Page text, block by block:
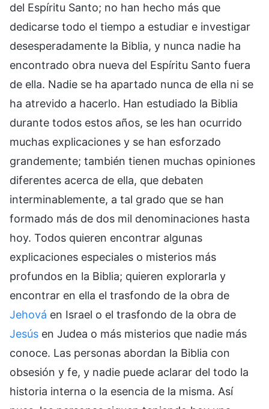
del Espíritu Santo; no han hecho más que
dedicarse todo el tiempo a estudiar e investigar
desesperadamente la Biblia, y nunca nadie ha
encontrado obra nueva del Espíritu Santo fuera
de ella. Nadie se ha apartado nunca de ella ni se
ha atrevido a hacerlo. Han estudiado la Biblia
durante todos estos años, se les han ocurrido
muchas explicaciones y se han esforzado
grandemente; también tienen muchas opiniones
diferentes acerca de ella, que debaten
interminablemente, a tal grado que se han
formado más de dos mil denominaciones hasta
hoy. Todos quieren encontrar algunas
explicaciones especiales o misterios más
profundos en la Biblia; quieren explorarla y
encontrar en ella el trasfondo de la obra de
Jehová en Israel o el trasfondo de la obra de
Jesús en Judea o más misterios que nadie más
conoce. Las personas abordan la Biblia con
obsesión y fe, y nadie puede aclarar del todo la
historia interna o la esencia de la misma. Así